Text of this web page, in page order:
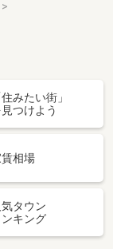
住みたい街」
つけよう
相場
気タウン
ンキング